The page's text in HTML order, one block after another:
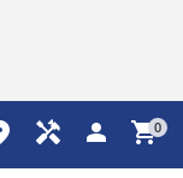
handyman person shopping_cart0